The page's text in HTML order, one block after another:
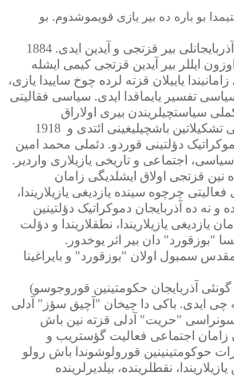
بو باره ده بیر یازی قویموشدوم. بو
محمد امین رسولزاده، آذربایجانلی بیر قزتجی و آیدین ایدی. 1884
اوزون ایللر بیر آیدین قزتجی کیمی ایشله
یاییلان قزته لرده چوخ ساییدا یازی،
تفسیر یایماقدا ایدی. سیاسی فقالیتی
سیاستچیلریندن بیری اولاراق
باشچیلیغینی ائتدی و 1918
دموکراتیک دؤلتینی قوردو. دئملی محمد امین
اجتماعی و تاریخی یازیلاری واردیر.
نین قزتجی اولاق ایشلدیگی زامان
فعالیتی چرچوه سینده یازدیغی یازیلاریندا،
و نه ده آذربایجان دموکراتیک دؤلتینین
یازدیغی یازیلاریندا، نطقلاریندا و دؤلت
"بوزقورد" دان بیر اثر یوخدور.
سمبول اولان "بوزقورد" و بایراغینا
آذربایجان حکومتینین قوروجوسو)
چی ایدی. باکی دا چیخان "آچیق سؤز" آدلی
سونراسی "حریت" آدلی قزته نین باش
زامان اجتماعی فعالیت گؤستریب و
حوکومتینینین قورولوشوندا باش رولو
نقطلرینده، بیلدیرلرینده